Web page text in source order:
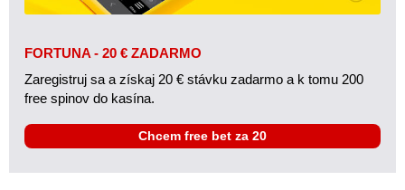
FORTUNA - 20 € ZADARMO
Zaregistruj sa a získaj 20 € stávku zadarmo a k tomu 200
free spinov do kasína.
Chcem free bet za 20